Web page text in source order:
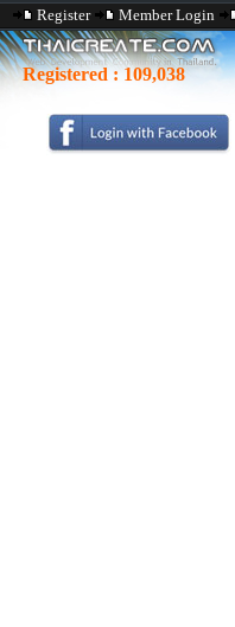
Register Member Login
Registered : 109,038